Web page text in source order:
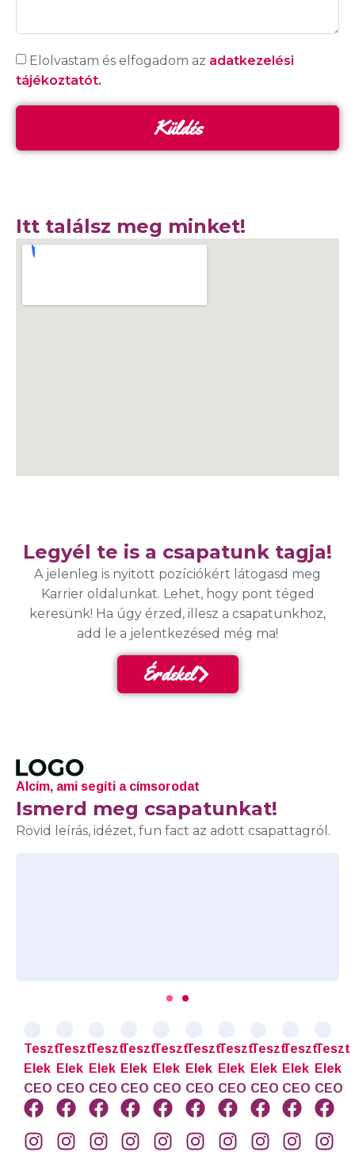
Elolvastam és elfogadom az adatkezelési
tájékoztatót.
Küldés
Itt találsz meg minket!
Legyél te is a csapatunk tagja!
A jelenleg is nyitott pozíciókért látogasd meg
Karrier oldalunkat. Lehet, hogy pont téged
keresünk! Ha úgy érzed, illesz a csapatunkhoz,
add le a jelentkezésed még ma!
Érdekel
Alcím, ami segíti a címsorodat
Ismerd meg csapatunkat!
Rövid leírás, idézet, fun fact az adott csapattagról.
Teszt
Elek
CEO
Teszt
Elek
CEO
Teszt
Elek
CEO
Teszt
Elek
CEO
Teszt
Elek
CEO
Teszt
Elek
CEO
Teszt
Elek
CEO
Teszt
Elek
CEO
Teszt
Elek
CEO
Teszt
Elek
CEO